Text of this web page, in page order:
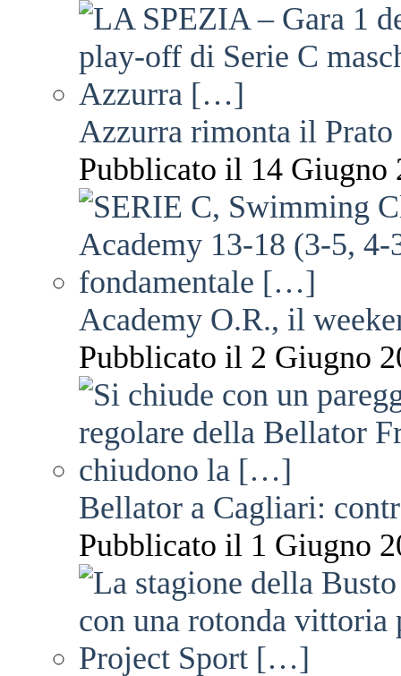
Azzurra rimonta il Prato
Pubblicato il 14 Giugno
Academy O.R., il
Pubblicato il 2 Giugno
Bellator a Cagliari:
Pubblicato il 1 Giugno